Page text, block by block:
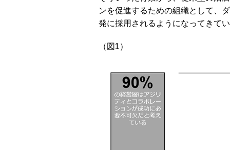
ンを促進するための組織として、
発に採用されるようになってきて
（図1）